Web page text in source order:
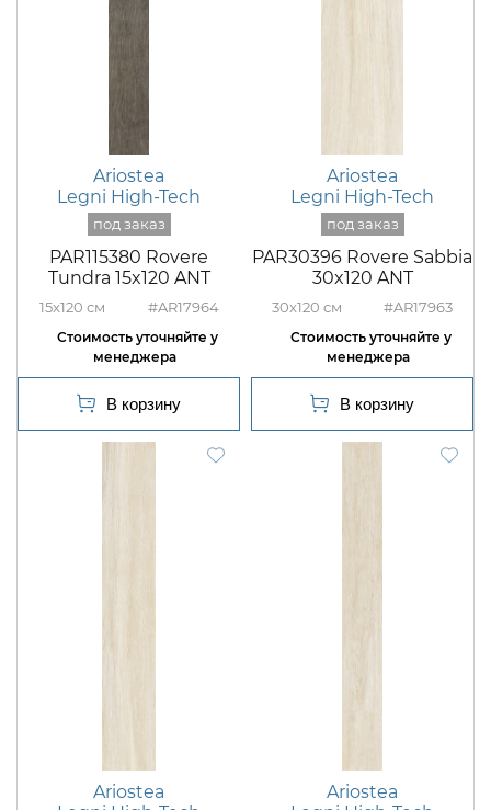
Ariostea
Legni High-Tech
PAR115380 Rovere
Tundra 15x120 ANT
15x120 #AR17964
Ariostea
Legni High-Tech
PAR30396 Rovere Sabbia
30x120 ANT
30x120 #AR17963
Ariostea
Ariostea